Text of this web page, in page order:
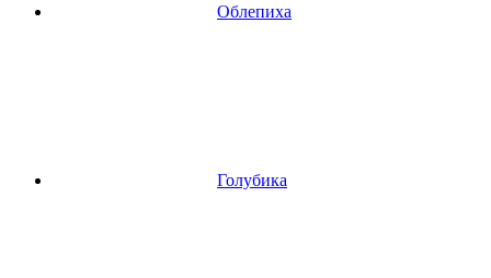
Облепиха
Голубика